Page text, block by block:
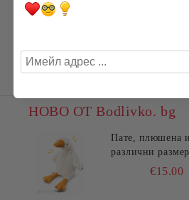
НОВО ОТ Bodlivko. bg
Пате, плюшена
различни
€15.00